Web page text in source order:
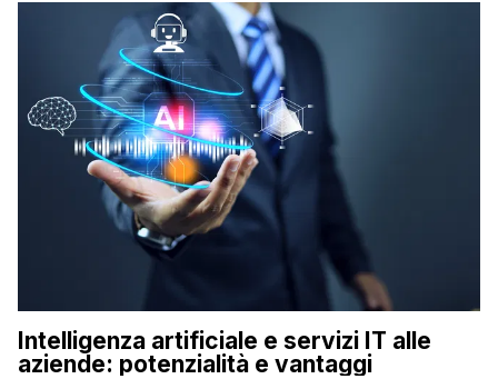
Intelligenza artificiale e servizi IT alle
aziende: potenzialità e vantaggi